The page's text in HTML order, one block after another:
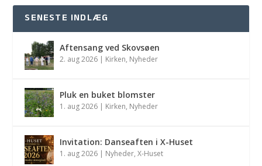
SENESTE INDLÆG
Aftensang ved Skovsøen
2. aug 2026 | Kirken, Nyheder
Pluk en buket blomster
1. aug 2026 | Kirken, Nyheder
Invitation: Danseaften i X-Huset
1. aug 2026 | Nyheder,X-Huset